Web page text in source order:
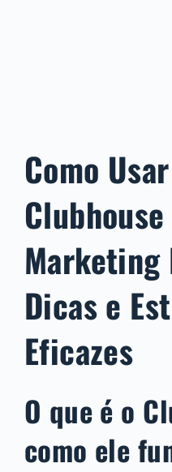
Como
Dicas e
Eficazes
O que é o
como ele